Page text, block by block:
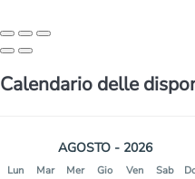
Calendario delle
AGOSTO - 2026
Lun Mar Mer Gio Ven Sab